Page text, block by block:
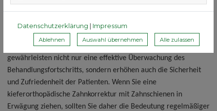
noch flexibler angepasst werden kann und letztlich noch
Kontrolltermine sind einwesentlicher Bestandteil jeder
kieferorthopädischen Therapie– auch der Aligner-Therapie. Sie
gewährleisten nicht nur eine effektive Überwachung des
Behandlungsfortschritts, sondern erhöhen auch die Sicherheit
und Zufriedenheit der Patienten. Wenn Sie eine
kieferorthopädische Zahnkorrektur mit Zahnschienen in
Erwägung ziehen, sollten Sie daher die Bedeutung regelmäßiger
Datenschutzerklärung | Impressum
Ablehnen Auswahl übernehmen Alle zulassen